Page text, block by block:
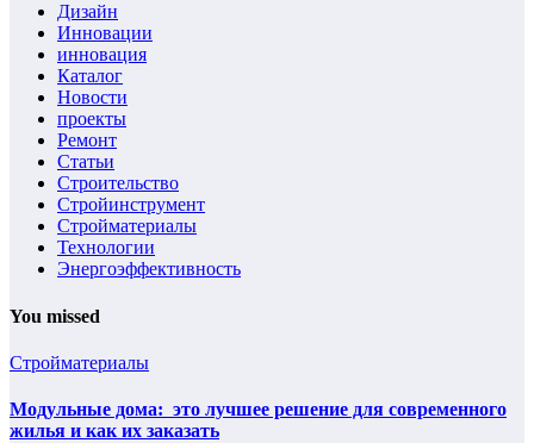
Дизайн
Инновации
инновация
Каталог
Новости
проекты
Ремонт
Статьи
Строительство
Стройинструмент
Стройматериалы
Технологии
Энергоэффективность
You missed
Стройматериалы
Модульные дома: это лучшее решение для современного
жилья и как их заказать